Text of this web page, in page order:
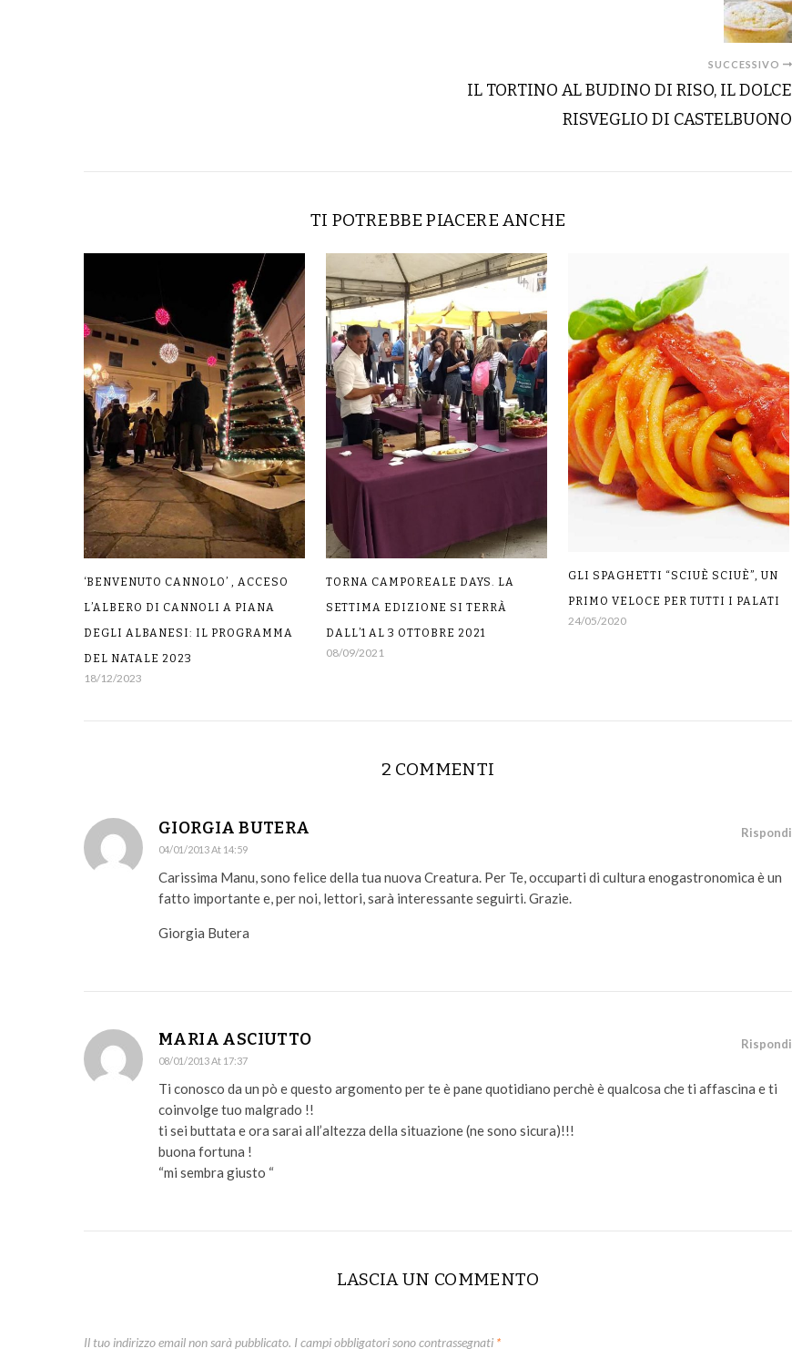
SUCCESSIVO
IL TORTINO AL BUDINO DI RISO, IL DOLCE
RISVEGLIO DI CASTELBUONO
TI POTREBBE PIACERE ANCHE
‘BENVENUTO CANNOLO’ , ACCESO
L’ALBERO DI CANNOLI A PIANA
DEGLI ALBANESI: IL PROGRAMMA
DEL NATALE 2023
18/12/2023
TORNA CAMPOREALE DAYS. LA
SETTIMA EDIZIONE SI TERRÀ
DALL’1 AL 3 OTTOBRE 2021
08/09/2021
GLI SPAGHETTI “SCIUÈ SCIUÈ”, UN
PRIMO VELOCE PER TUTTI I PALATI
24/05/2020
2 COMMENTI
GIORGIA BUTERA
04/01/2013 At 14:59
Rispondi
Carissima Manu, sono felice della tua nuova Creatura. Per Te, occuparti di cultura enogastronomica è un
fatto importante e, per noi, lettori, sarà interessante seguirti. Grazie.
Giorgia Butera
MARIA ASCIUTTO
08/01/2013 At 17:37
Rispondi
Ti conosco da un pò e questo argomento per te è pane quotidiano perchè è qualcosa che ti affascina e ti
coinvolge tuo malgrado !!
ti sei buttata e ora sarai all’altezza della situazione (ne sono sicura)!!!
buona fortuna !
“mi sembra giusto “
LASCIA UN COMMENTO
Il tuo indirizzo email non sarà pubblicato. I campi obbligatori sono contrassegnati *